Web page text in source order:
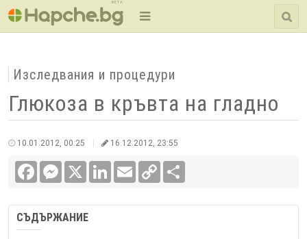
BETA
Изследвания и процедури
Глюкоза в кръвта на гладно
10.01.2012, 00:25 16.12.2012, 23:55
FacebookMessenger LinkedInEmail
Copy
Link
СЪДЪРЖАНИЕ